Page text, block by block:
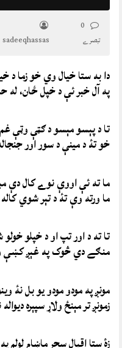
0
تبصرے
sadeeqhassas
دا به ستا خيال وي خو زما د
په آل خبر ئې د خپل ځان، له
تا د پېسو مېسو د ګټې وټې
خو تۀ د مينې د سور اور
ما ته ئې اووې نوے کال دې
ما ورته وې تۀ د تېر شوي
تا ته د اور تپ او د خپلو
منګے دي څوک په غېږ کښې
مونږ په مودو مودو يو بل نۀ
زمونږ تر مېنځ ولاړ سپېره
زۀ ستا اقبال سحر ماښام